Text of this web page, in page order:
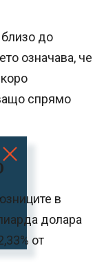
до
означава, че
спрямо
в
долара
от